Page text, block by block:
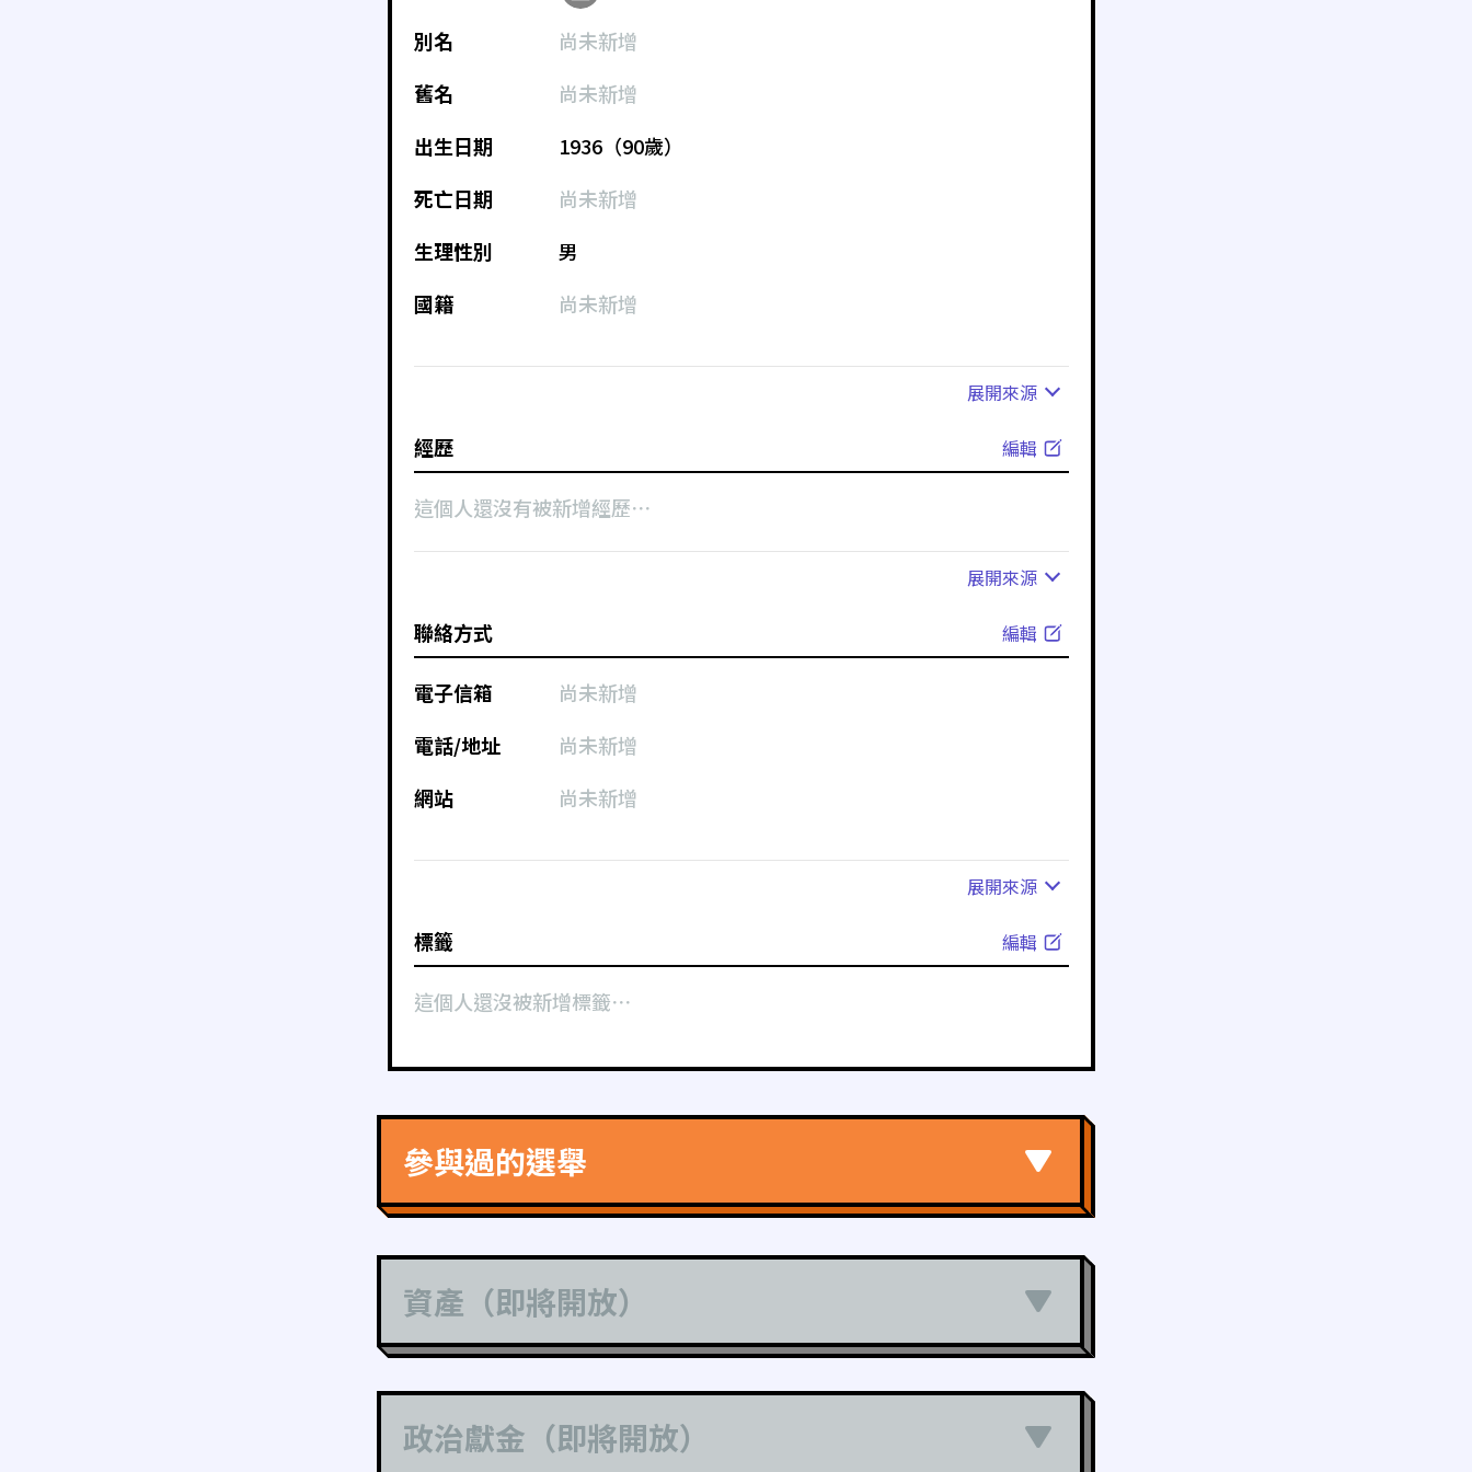
別名
尚未新增
舊名
尚未新增
出生日期
1936（90歲）
死亡日期
尚未新增
生理性別
男
國籍
尚未新增
展開來源
經歷 編輯
這個人還沒有被新增經歷⋯
展開來源
聯絡方式 編輯
電子信箱
尚未新增
電話/地址
尚未新增
網站
尚未新增
展開來源
標籤 編輯
這個人還沒被新增標籤⋯
參與過的選舉
資產（即將開放）
政治獻金（即將開放）